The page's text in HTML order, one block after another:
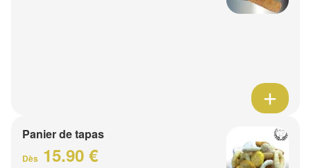
Panier de tapas
Dès 15.90 €